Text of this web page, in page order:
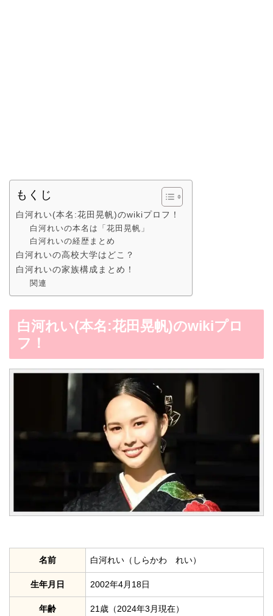
もくじ
白河れい(本名:花田晃帆)のwikiプロフ！
白河れいの本名は「花田晃帆」
白河れいの経歴まとめ
白河れいの高校大学はどこ？
白河れいの家族構成まとめ！
関連
白河れい(本名:花田晃帆)のwikiプロ
フ！
名前 白河れい（しらかわ れい）
生年月日 2002年4月18日
年齢 21歳（2024年3月現在）